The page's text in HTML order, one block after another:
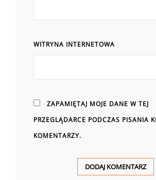
WITRYNA INTERNETOWA
ZAPAMIĘTAJ MOJE DANE W TEJ
PRZEGLĄDARCE PODCZAS PISANIA
KOMENTARZY.